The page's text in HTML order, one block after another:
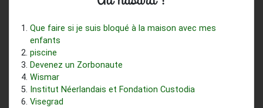
Que faire si je suis bloqué à la maison avec mes
enfants
piscine
Devenez un Zorbonaute
Wismar
Institut Néerlandais et Fondation Custodia
Visegrad